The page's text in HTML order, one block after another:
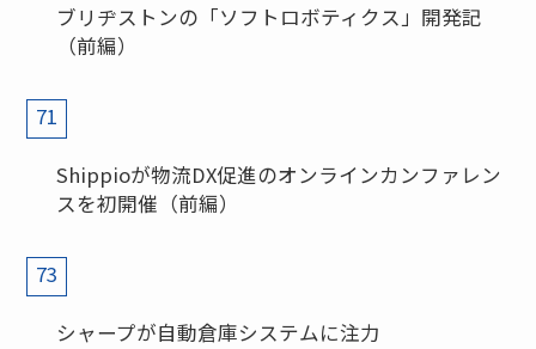
ブリヂストンの「ソフトロボティクス」開発記
（前編）
71
Shippioが物流DX促進のオンラインカンファレン
スを初開催（前編）
73
シャープが自動倉庫システムに注力